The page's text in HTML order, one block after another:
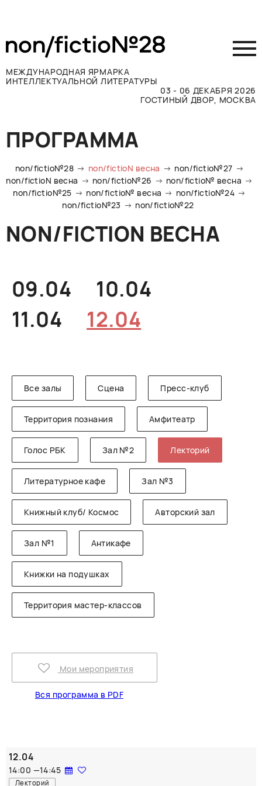
МЕЖДУНАРОДНАЯ ЯРМАРКА
ИНТЕЛЛЕКТУАЛЬНОЙ ЛИТЕРАТУРЫ
03 - 06 ДЕКАБРЯ 2026
ГОСТИНЫЙ ДВОР, МОСКВА
Принять участие
Участникам
Посетителям
Программа
Прессе
Контакты
ПРОГРАММА
non/fictio№28 non/fictioN весна
non/fictio№27
non/fictioN весна
non/fictio№26
non/fictio№ весна
non/fictio№25
non/fictio№ весна
non/fictio№24
non/fictio№23
non/fictio№22
NON/FICTION ВЕСНА
09.04
10.04
11.04
12.04
Все залы Сцена Пресс-клуб
Территория познания Амфитеатр
Голос РБК Зал №2 Лекторий
Литературное кафе Зал №3
Книжный клуб/ Космос Авторский зал
Зал №1 Антикафе
Книжки на подушках
Территория мастер-классов
Мои мероприятия
Вся программа в PDF
12.04
14:00 —14:45
Лекторий